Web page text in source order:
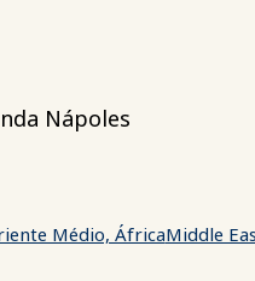
Nápoles
Médio, ÁfricaMiddle